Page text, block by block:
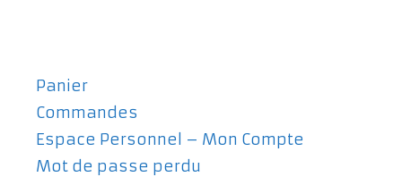
Panier
Commandes
Espace Personnel – Mon Compte
Mot de passe perdu